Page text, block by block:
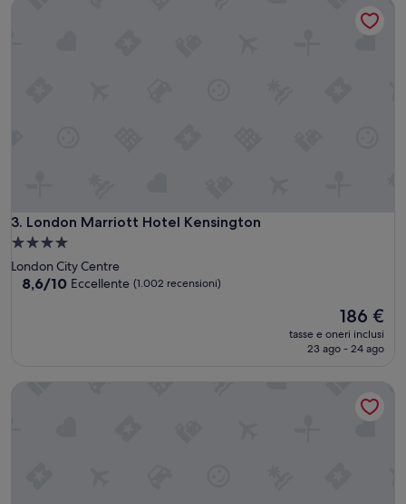
3. London Marriott Hotel Kensington
London Marriott Hotel Kensington
Struttura
a
4.0
London City Centre
8.6
8,6/10 Eccellente (1.002 recensioni)
Il
prezzo
attuale
186 €
tasse e oneri inclusi
23 ago - 24 ago